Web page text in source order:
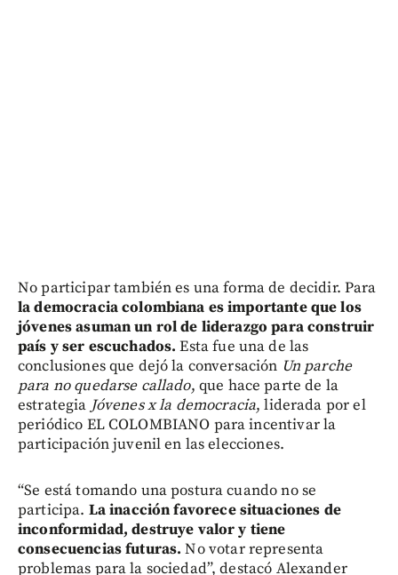
No participar también es una forma de decidir. Para
la democracia colombiana es importante que los
jóvenes asuman un rol de liderazgo para construir
país y ser escuchados.Esta fue una de las
conclusiones que dejó la conversación Un parche
para no quedarse callado, que hace parte de la
estrategia Jóvenes x la democracia, liderada por el
periódico EL COLOMBIANO para incentivar la
participación juvenil en las elecciones.
“Se está tomando una postura cuando no se
participa. La inacción favorece situaciones de
inconformidad, destruye valor y tiene
consecuencias futuras. No votar representa
problemas para la sociedad”, destacó Alexander